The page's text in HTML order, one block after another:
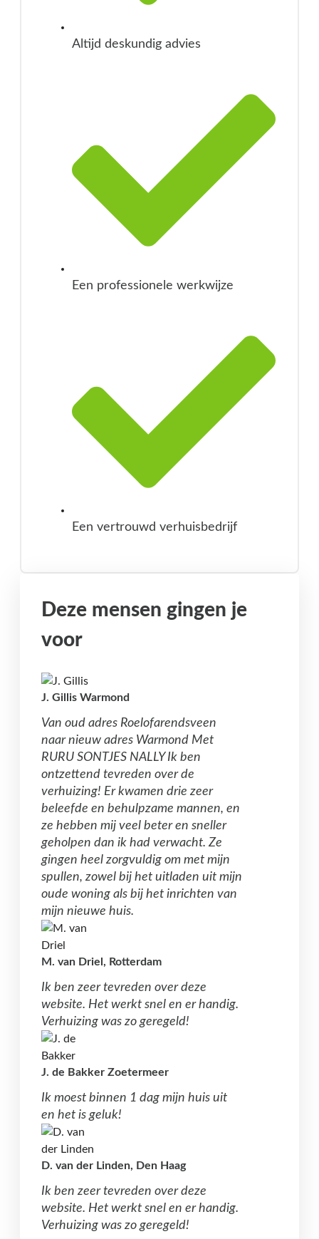
Altijd deskundig advies
Een professionele werkwijze
Een vertrouwd verhuisbedrijf
Deze mensen gingen je
voor
J. Gillis Warmond
Van oud adres Roelofarendsveen
naar nieuw adres Warmond Met
RURU SONTJES NALLY Ik ben
ontzettend tevreden over de
verhuizing! Er kwamen drie zeer
beleefde en behulpzame mannen, en
ze hebben mij veel beter en sneller
geholpen dan ik had verwacht. Ze
gingen heel zorgvuldig om met mijn
spullen, zowel bij het uitladen uit mijn
oude woning als bij het inrichten van
mijn nieuwe huis.
M. van Driel, Rotterdam
Ik ben zeer tevreden over deze
website. Het werkt snel en er handig.
Verhuizing was zo geregeld!
J. de Bakker Zoetermeer
Ik moest binnen 1 dag mijn huis uit
en het is geluk!
D. van der Linden, Den Haag
Ik ben zeer tevreden over deze
website. Het werkt snel en er handig.
Verhuizing was zo geregeld!